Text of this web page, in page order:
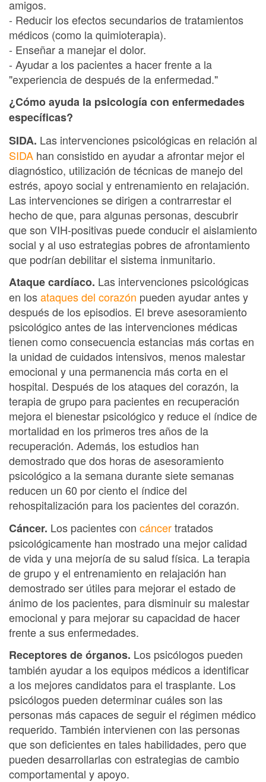
amigos.
- Reducir los efectos secundarios de tratamientos
médicos (como la quimioterapia).
- Enseñar a manejar el dolor.
- Ayudar a los pacientes a hacer frente a la
"experiencia de después de la enfermedad."
¿Cómo ayuda la psicología con enfermedades
específicas?
SIDA. Las intervenciones psicológicas en relación al
SIDA han consistido en ayudar a afrontar mejor el
diagnóstico, utilización de técnicas de manejo del
estrés, apoyo social y entrenamiento en relajación.
Las intervenciones se dirigen a contrarrestar el
hecho de que, para algunas personas, descubrir
que son VIH-positivas puede conducir el aislamiento
social y al uso estrategias pobres de afrontamiento
que podrían debilitar el sistema inmunitario.
Ataque cardíaco. Las intervenciones psicológicas
en losataques del corazón pueden ayudar antes y
después de los episodios. El breve asesoramiento
psicológico antes de las intervenciones médicas
tienen como consecuencia estancias más cortas en
la unidad de cuidados intensivos, menos malestar
emocional y una permanencia más corta en el
hospital. Después de los ataques del corazón, la
terapia de grupo para pacientes en recuperación
mejora el bienestar psicológico y reduce el índice de
mortalidad en los primeros tres años de la
recuperación. Además, los estudios han
demostrado que dos horas de asesoramiento
psicológico a la semana durante siete semanas
reducen un 60 por ciento el índice del
rehospitalización para los pacientes del corazón.
Cáncer. Los pacientes con cáncertratados
psicológicamente han mostrado una mejor calidad
de vida y una mejoría de su salud física. La terapia
de grupo y el entrenamiento en relajación han
demostrado ser útiles para mejorar el estado de
ánimo de los pacientes, para disminuir su malestar
emocional y para mejorar su capacidad de hacer
frente a sus enfermedades.
Receptores de órganos. Los psicólogos pueden
también ayudar a los equipos médicos a identificar
a los mejores candidatos para el trasplante. Los
psicólogos pueden determinar cuáles son las
personas más capaces de seguir el régimen médico
requerido. También intervienen con las personas
que son deficientes en tales habilidades, pero que
pueden desarrollarlas con estrategias de cambio
comportamental y apoyo.